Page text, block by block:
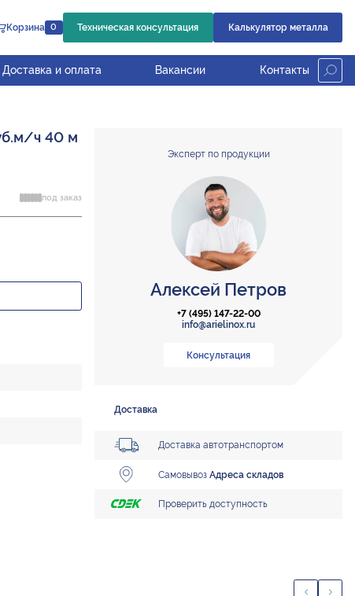
Корзина 0 Техническая консультация Калькулятор металла
Доставка и оплата Вакансии Контакты
ч 40 м
под заказ
Эксперт по продукции
Алексей Петров
+7 (495) 147-22-00
info@arielinox.ru
Консультация
Доставка
Доставка автотранспортом
СамовывозАдреса складов
Проверить доступность